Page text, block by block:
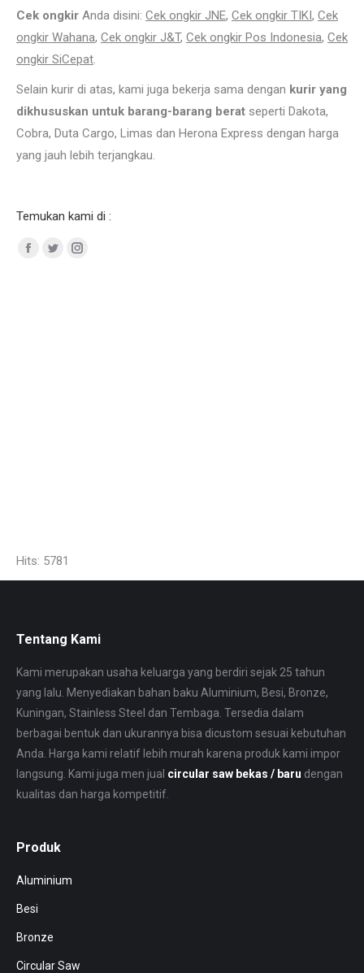
Cek ongkir Anda disini: Cek ongkir JNE, Cek ongkir TIKI, Cek
ongkir Wahana, Cek ongkir J&T, Cek ongkir Pos Indonesia, Cek
ongkir SiCepat.
Selain kurir di atas, kami juga bekerja sama dengan kurir yang
dikhususkan untuk barang-barang berat seperti Dakota,
Cobra, Duta Cargo, Limas dan Herona Express dengan harga
yang jauh lebih terjangkau.
Temukan kami di :
Facebook
TwitterInstagram
Hits: 5781
Tentang Kami
Kami merupakan usaha keluarga yang berdiri sejak 25 tahun
yang lalu. Menyediakan bahan baku Aluminium, Besi, Bronze,
Kuningan, Stainless Steel dan Tembaga. Tersedia dalam
berbagai bentuk dan ukurannya bisa dicustom sesuai kebutuhan
Anda. Harga kami relatif lebih murah karena produk kami impor
langsung. Kami juga men jual circular saw bekas / baru dengan
kualitas dan harga kompetitif.
Produk
Aluminium
Besi
Bronze
Circular Saw